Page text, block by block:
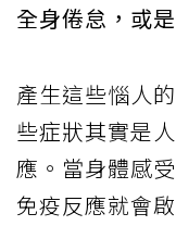
全身倦怠，或
產生這些惱人
些症狀其實是
應。當身體感
免疫反應就會